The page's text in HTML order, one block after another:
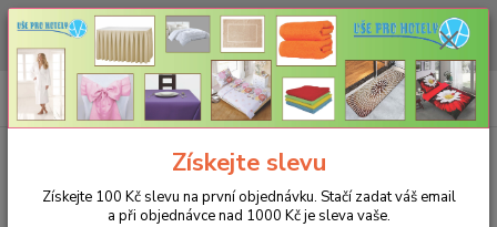
CHCETE NAKOUPIT VĚTŠÍ MNOŽSTVÍ NAŠICH PRODUKTŮ ZA LEPŠÍ
CENU? Klikněte ZDE
CZK
+420 773 794 023
Pondělí-pátek 9-16 hodin
0ks
za0 Kč
Získejte slevu
Získejte 100 Kč slevu na první objednávku. Stačí zadat váš email
a při objednávce nad 1000 Kč je sleva vaše.